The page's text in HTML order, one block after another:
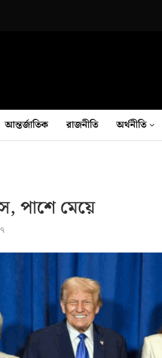
আন্তর্জাতিক রাজনীতি অর্থনীতি
পাশে মেয়ে